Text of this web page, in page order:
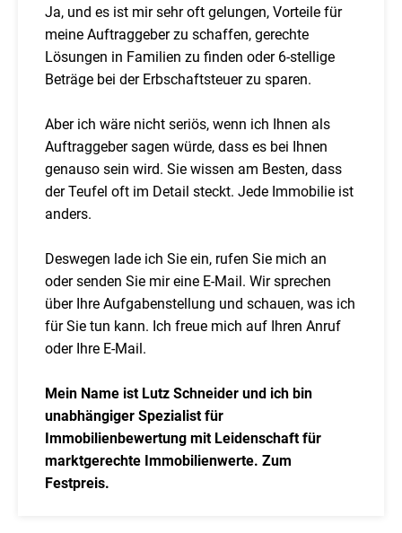
Ja, und es ist mir sehr oft gelungen, Vorteile für
meine Auftraggeber zu schaffen, gerechte
Lösungen in Familien zu finden oder 6-stellige
Beträge bei der Erbschaftsteuer zu sparen.
Aber ich wäre nicht seriös, wenn ich Ihnen als
Auftraggeber sagen würde, dass es bei Ihnen
genauso sein wird. Sie wissen am Besten, dass
der Teufel oft im Detail steckt. Jede Immobilie ist
anders.
Deswegen lade ich Sie ein, rufen Sie mich an
oder senden Sie mir eine E-Mail. Wir sprechen
über Ihre Aufgabenstellung und schauen, was ich
für Sie tun kann. Ich freue mich auf Ihren Anruf
oder Ihre E-Mail.
Mein Name ist Lutz Schneider und ich bin
unabhängiger Spezialist für
Immobilienbewertung mit Leidenschaft für
marktgerechte Immobilienwerte. Zum
Festpreis.